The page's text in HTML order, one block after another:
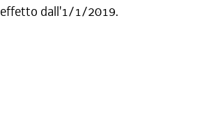
dall'1/1/2019.